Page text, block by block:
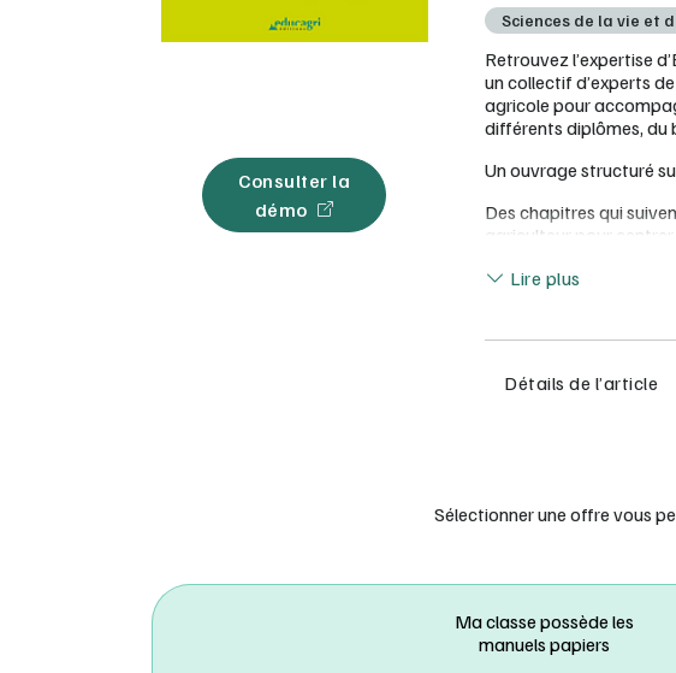
Consulter la
démo
Sciences de la vie et
Retrouvez l’expertise
un collectif d’experts
agricole pour
différents diplômes, du
Un ouvrage structuré
Des chapitres qui
agriculteur pour
Des exemples concrets
Une présentation claire
Ressources
Lire plus
Détails de l’article
Sélectionner une offre vous
Ma classe possède les
manuels papiers